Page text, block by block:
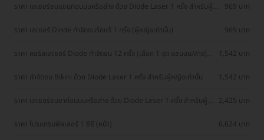
ราคา เลเซอร์ขนแขนท่อนบนหรือล่าง ด้วย Diode Laser 1 ครั้ง สำหรับผู้
969 บาท
ราคา เลเซอร์ Diode กำจัดขนรักแร้ 1 ครั้ง (ผู้หญิงเท่านั้น) 969 บาท
ราคา คอร์สเลเซอร์ Diode กำจัดขน 12 ครั้ง (เลือก 1 จุด แขนบน/ล่าง)
1,542 บาท
ราคา กำจัดขน Bikini ด้วย Diode Laser 1 ครั้ง สำหรับผู้หญิงเท่านั้น 1,542 บาท
ราคา เลเซอร์ขนขาท่อนบนหรือล่าง ด้วย Diode Leser 1 ครั้ง สำหรับผู้
2,425 บาท
ราคา โปรแกรมฟิลเลอร์ 1 ซีซี (หน้า) 6,624 บาท